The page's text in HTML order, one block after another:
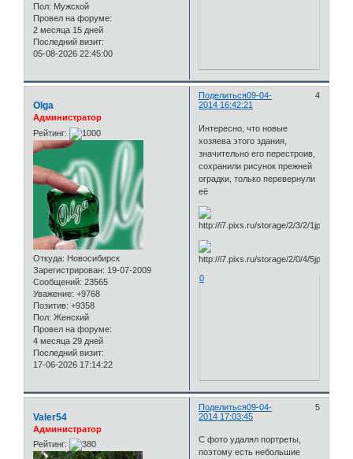
Пол: Мужской
Провел на форуме:
2 месяца 15 дней
Последний визит:
05-08-2026 22:45:00
Поделиться 4
09-04-
2014 16:42:21
Olga
Администратор
Рейтинг:
Откуда: Новосибирск
Зарегистрирован: 19-07-2009
Сообщений: 23565
Уважение: +9768
Позитив: +9358
Пол: Женский
Провел на форуме:
4 месяца 29 дней
Последний визит:
17-06-2026 17:14:22
Интересно, что новые
хозяева этого здания,
значительно его перестроив,
сохранили рисунок прежней
оградки, только перевернули
её
0
Поделиться 5
09-04-
2014 17:03:45
Valer54
Администратор
Рейтинг:
С фото удалял портреты,
поэтому есть небольшие